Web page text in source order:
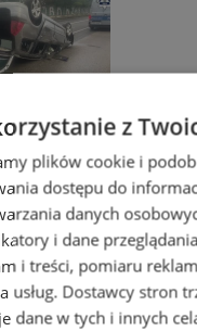
z
plików cookie i
dostępu do
danych
i dane
i treści, pomiaru
usług. Dostawcy stron
dane w tych i innych